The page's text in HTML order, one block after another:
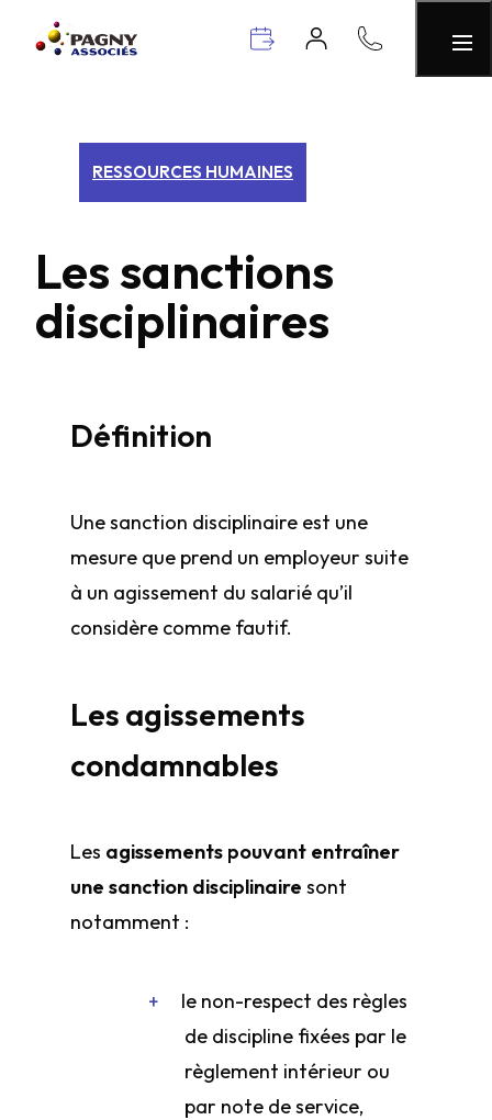
RESSOURCES HUMAINES
Les sanctions
disciplinaires
Définition
Une sanction disciplinaire est une
mesure que prend un employeur suite
à un agissement du salarié qu’il
considère comme fautif.
Les agissements
condamnables
Les agissements pouvant entraîner
une sanction disciplinaire sont
notamment :
le non-respect des règles
de discipline fixées par le
règlement intérieur ou
par note de service,